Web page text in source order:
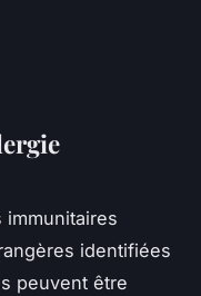
identifiées
peuvent être